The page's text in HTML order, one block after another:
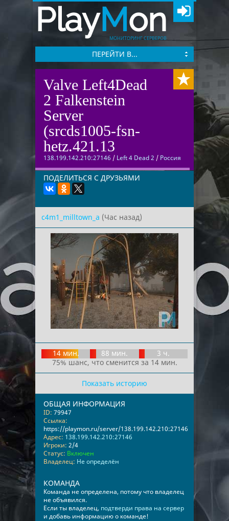
PlayMon
МОНИТОРИНГ СЕРВЕРОВ
ПЕРЕЙТИ В...
Valve Left4Dead
2 Falkenstein
Server
(srcds1005-fsn-
hetz.421.13
138.199.142.210:27146 / Left 4 Dead 2 / Россия
ПОДЕЛИТЬСЯ С ДРУЗЬЯМИ
c4m1_milltown_a (Час назад)
14 мин. 88 мин.
3 ч.
75% шанс, что сменится за 14 мин.
Показать историю
ОБЩАЯ ИНФОРМАЦИЯ
ID: 79947
Ссылка:
https://playmon.ru/server/138.199.142.210:27146
Адрес: 138.199.142.210:27146
Игроки: 2/4
Статус: Включен
Владелец: Не определён
КОМАНДА
Команда не определена, потому что владелец
не объявился.
Если ты владелец, подтверди права на сервер
и добавь информацию о команде!